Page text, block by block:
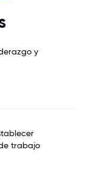
y
trabajo